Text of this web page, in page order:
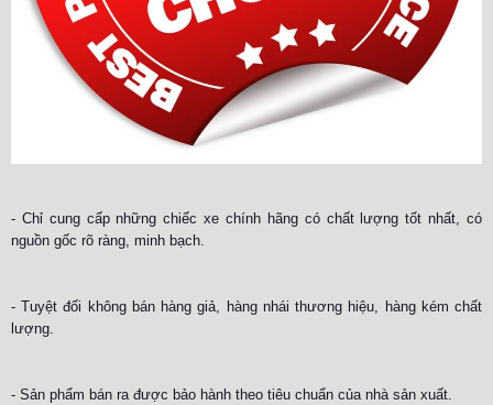
- Chỉ cung cấp những chiếc xe chính hãng có chất lượng tốt nhất, có
nguồn gốc rõ ràng, minh bạch.
- Tuyệt đối không bán hàng giả, hàng nhái thương hiệu, hàng kém chất
lượng.
- Sản phẩm bán ra được bảo hành theo tiêu chuẩn của nhà sản xuất.